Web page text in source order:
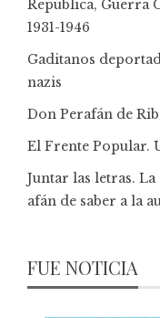
República, Guerra
1931-1946
Gaditanos
nazis
Don Perafán de
El Frente Popular.
Juntar las letras.
afán de saber a la
FUE NOTICIA